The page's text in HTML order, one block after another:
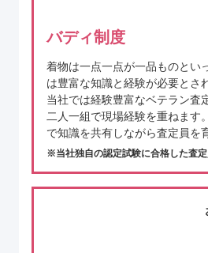
バディ制度
着物は一点一点が一品ものとい
は豊富な知識と経験が必要とさ
当社では経験豊富なベテラン査
二人一組で現場経験を重ねます
で知識を共有しながら査定員を
当社独自の認定試験に合格した査